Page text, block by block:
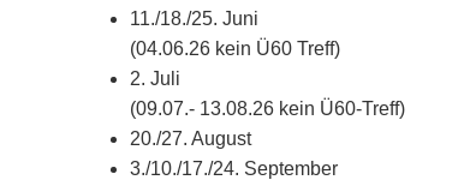
11./18./25. Juni
(04.06.26 kein Ü60 Treff)
2. Juli
(09.07.- 13.08.26 kein Ü60-Treff)
20./27. August
3./10./17./24. September